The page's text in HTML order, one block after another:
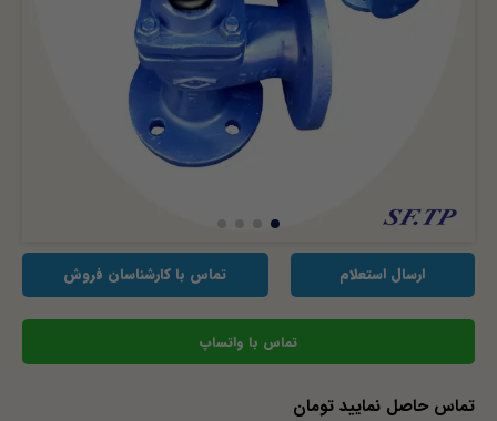
ارسال استعلام تماس با کارشناسان فروش
تماس با واتساپ
تماس حاصل نمایید تومان